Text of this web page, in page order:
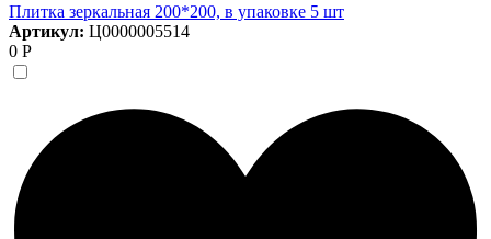
Плитка зеркальная 200*200, в упаковке 5 шт
Артикул: Ц0000005514
0 Р